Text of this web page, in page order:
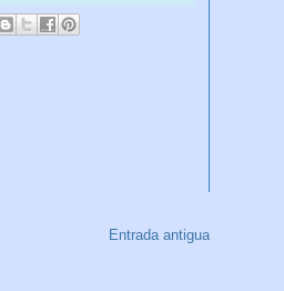
Entrada antigua